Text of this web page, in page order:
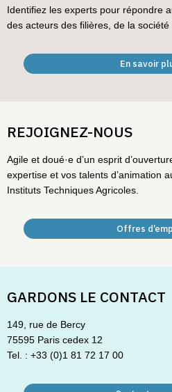
Identifiez les experts pour répondre
des acteurs des filières, de la
En savoir
REJOIGNEZ-NOUS
Agile et doué·e d’un esprit
expertise et vos talents d’animation
Instituts Techniques Agricoles.
Offres
GARDONS LE CONTACT
149, rue de Bercy
75595 Paris cedex 12
Tel. : +33 (0)1 81 72 17 00